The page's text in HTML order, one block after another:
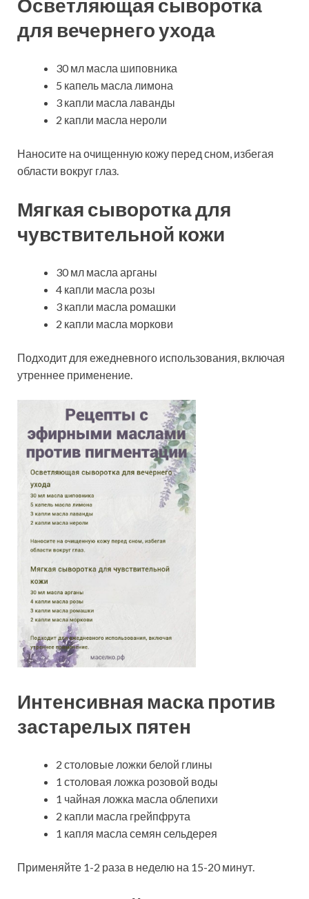
для вечернего ухода
30 мл масла шиповника
5 капель масла лимона
3 капли масла лаванды
2 капли масла нероли
Наносите на очищенную кожу перед сном, избегая
области вокруг глаз.
Мягкая сыворотка для
чувствительной кожи
30 мл масла арганы
4 капли масла розы
3 капли масла ромашки
2 капли масла моркови
Подходит для ежедневного использования, включая
утреннее применение.
Интенсивная маска против
застарелых пятен
2 столовые ложки белой глины
1 столовая ложка розовой воды
1 чайная ложка масла облепихи
2 капли масла грейпфрута
1 капля масла семян сельдерея
Применяйте 1-2 раза в неделю на 15-20 минут.